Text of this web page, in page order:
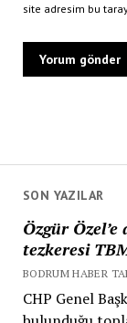
SON YAZILAR
Özgür
tezkeresi
BODRUM HABER
CHP Genel
site adresim bu